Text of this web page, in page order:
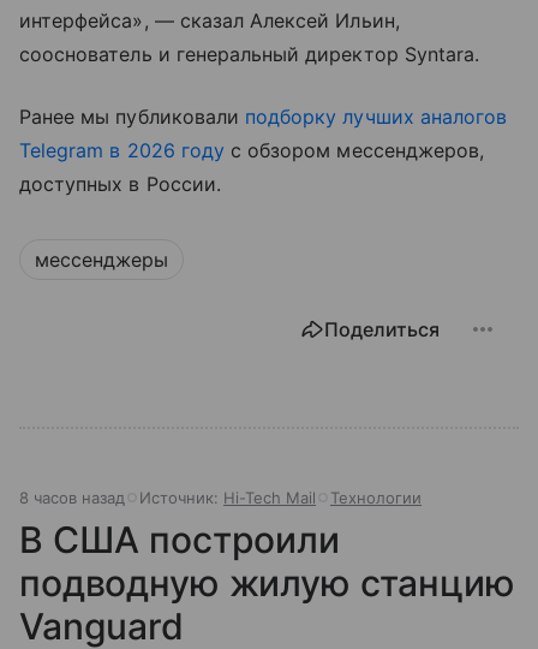
интерфейса», — сказал Алексей Ильин,
сооснователь и генеральный директор Syntara.
Ранее мы публиковали подборку лучших аналогов
Telegram в 2026 году с обзором мессенджеров,
доступных в России.
мессенджеры
Поделиться
8 часов назад Источник: Hi-Tech Mail Технологии
В США построили
подводную жилую станцию
Vanguard